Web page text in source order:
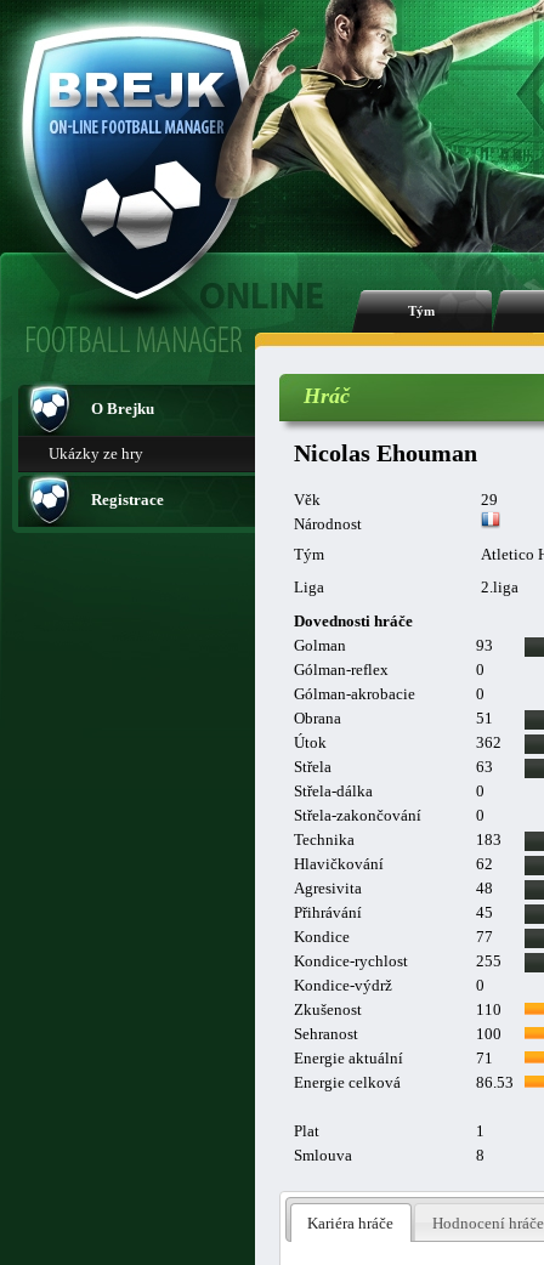
Tým
O Brejku
Ukázky ze hry
Registrace
Hráč
Nicolas Ehouman
Věk
29
Národnost
Tým
Atletico
Liga
2.liga
Dovednosti hráče
Golman
93
Gólman-reflex
0
Gólman-akrobacie
0
Obrana
51
Útok
362
Střela
63
Střela-dálka
0
Střela-zakončování
0
Technika
183
Hlavičkování
62
Agresivita
48
Přihrávání
45
Kondice
77
Kondice-rychlost
255
Kondice-výdrž
0
Zkušenost
110
Sehranost
100
Energie aktuální
71
Energie celková
86.53
Plat
1
Smlouva
8
Kariéra hráče Hodnocení hráče